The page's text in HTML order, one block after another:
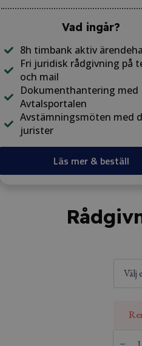
Vad ingår?
8h timbank aktiv
Fri juridisk rådgivning på
och mail​
Dokumenthantering med
Avtalsportalen
Avstämningsmöten med
jurister​
Läs mer & beställ